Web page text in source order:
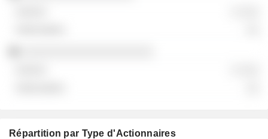
Répartition par Type d'Actionnaires